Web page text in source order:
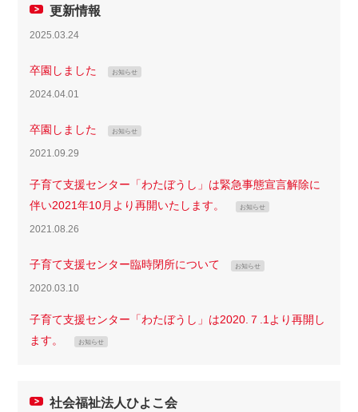
更新情報
2025.03.24
卒園しました お知らせ
2024.04.01
卒園しました お知らせ
2021.09.29
子育て支援センター「わたぼうし」は緊急事態宣言解除に
伴い2021年10月より再開いたします。
お知らせ
2021.08.26
子育て支援センター臨時閉所について お知らせ
2020.03.10
子育て支援センター「わたぼうし」は2020.７.1より再開し
ます。
お知らせ
社会福祉法人ひよこ会